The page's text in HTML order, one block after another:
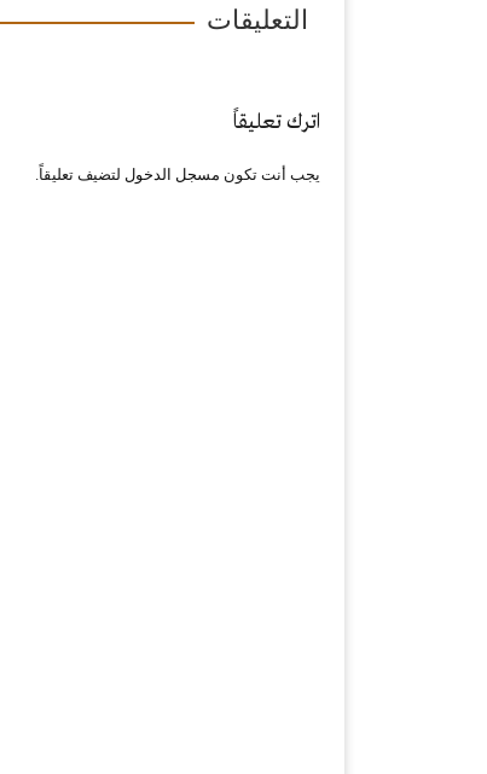
التعليقات
اترك تعليقاً
يجب أنت تكون مسجل الدخول لتضيف تعليقاً.